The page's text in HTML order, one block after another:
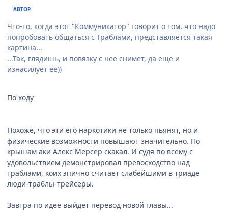
АВТОР
Что-то, когда этот "Коммуникатор" говорит о том, что надо
попробовать общаться с Траблами, представляется такая
картина...
...Так, глядишь, и повязку с нее снимет, да еще и
изнасилует ее))
По ходу
Похоже, что эти его наркотики не только пьянят, но и
физические возможности повышают значительно. По
крышам аки Алекс Мерсер скакал. И судя по всему с
удовольствием демонстрировал превосходство над
траблами, коих эпично считает слабейшими в триаде
люди-траблы-трейсеры.
Завтра по идее выйдет перевод новой главы...